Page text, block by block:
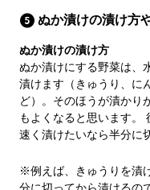
ぬか漬けの漬け方
ぬか漬けの漬け方
ぬか漬けにする野菜は、
漬けます（きゅうり、に
ど）。そのほうが漬かり
もよくなると思います。
速く漬けたいなら半分に
※例えば、きゅうりを漬